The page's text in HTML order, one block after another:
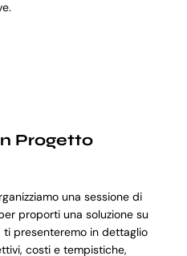
Progetto
una sessione di
proporti una soluzione su
ti presenteremo in dettaglio
costi e tempistiche,